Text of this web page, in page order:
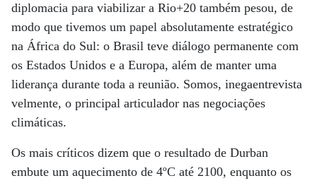
diplomacia para viabilizar a Rio+20 também pesou, de
modo que tivemos um papel absolutamente estratégico
na África do Sul: o Brasil teve diálogo permanente com
os Estados Unidos e a Europa, além de manter uma
liderança durante toda a reunião. Somos, inegaentrevista
velmente, o principal articulador nas negociações
climáticas.
Os mais críticos dizem que o resultado de Durban
embute um aquecimento de 4ºC até 2100, enquanto os